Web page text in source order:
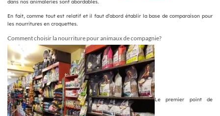
dans nos animaleries sont abordables.
En fait, comme tout est relatif et il faut d’abord établir la base de comparaison pour
les nourritures en croquettes.
Comment choisir la nourriture pour animaux de compagnie?
Le premier point de